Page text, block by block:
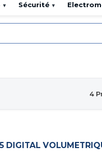
▾ Sécurité ▾
4
DIGITAL